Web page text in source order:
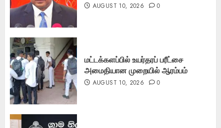
AUGUST 10, 2026 0
மட்டக்களப்பில் உயர்தரப் பரீட்சை
அமைதியான முறையில் ஆரம்பம்
AUGUST 10, 2026 0